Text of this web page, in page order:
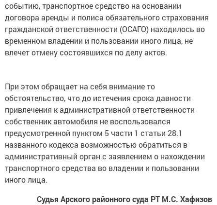
событию, транспортное средство на основании
договора аренды и полиса обязательного страхования
гражданской ответственности (ОСАГО) находилось во
временном владении и пользовании иного лица, не
влечет отмену состоявшихся по делу актов.
При этом обращает на себя внимание то
обстоятельство, что до истечения срока давности
привлечения к административной ответственности
собственник автомобиля не воспользовался
предусмотренной пунктом 5 части 1 статьи 28.1
названного кодекса возможностью обратиться в
административный орган с заявлением о нахождении
транспортного средства во владении и пользовании
иного лица.
Судья Арского районного суда РТ М.С. Хафизов